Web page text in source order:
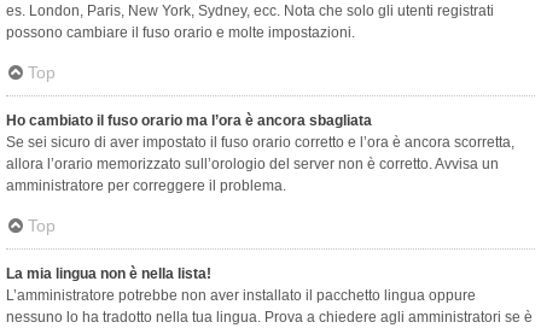
es. London, Paris, New York, Sydney, ecc. Nota che solo gli utenti registrati
possono cambiare il fuso orario e molte impostazioni.
Top
Ho cambiato il fuso orario ma l’ora è ancora sbagliata
Se sei sicuro di aver impostato il fuso orario corretto e l’ora è ancora scorretta,
allora l’orario memorizzato sull’orologio del server non è corretto. Avvisa un
amministratore per correggere il problema.
Top
La mia lingua non è nella lista!
L’amministratore potrebbe non aver installato il pacchetto lingua oppure
nessuno lo ha tradotto nella tua lingua. Prova a chiedere agli amministratori se è